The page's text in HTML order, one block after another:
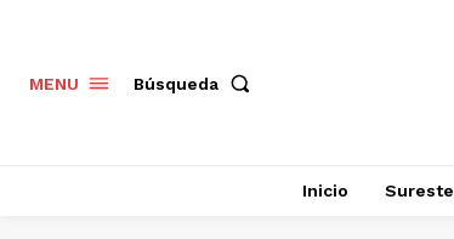
MENU Búsqueda
Inicio Sureste